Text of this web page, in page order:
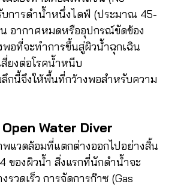
บการดำน้ำหนึ่งไดฟ์ (ประมาณ 45-
อากาศหมดหรืออุปกรณ์ขัดข้อง
พอที่จะทำการขึ้นสู่ผิวน้ำฉุกเฉิน
ยงต่อโรคน้ำหนีบ
กนี้จึงให้พื้นที่กว้างพอสำหรับความ
Water Diver
พแวดล้อมที่แตกต่างออกไปอย่างสิ้น
ของผิวน้ำ สิ่งแรกที่นักดำน้ำจะ
วดเร็ว การจัดการก๊าซ (Gas